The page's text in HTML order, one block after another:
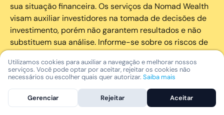
sua situação financeira. Os serviços da Nomad Wealth
visam auxiliar investidores na tomada de decisões de
investimento, porém não garantem resultados e não
substituem sua análise. Informe-se sobre os riscos de
cada investimento e invista com responsabilidade.
As marcas registradas, logotipos e marcas de serviço
que aparecem nos Serviços, incluindo, mas não se
limitando à marca registrada “Nomad” são marcas
Utilizamos cookies para auxiliar a navegação e melhorar nossos
serviços. Você pode optar por aceitar, rejeitar os cookies não
necessários ou escolher quais quer autorizar. Saiba mais
Gerenciar Rejeitar Aceitar